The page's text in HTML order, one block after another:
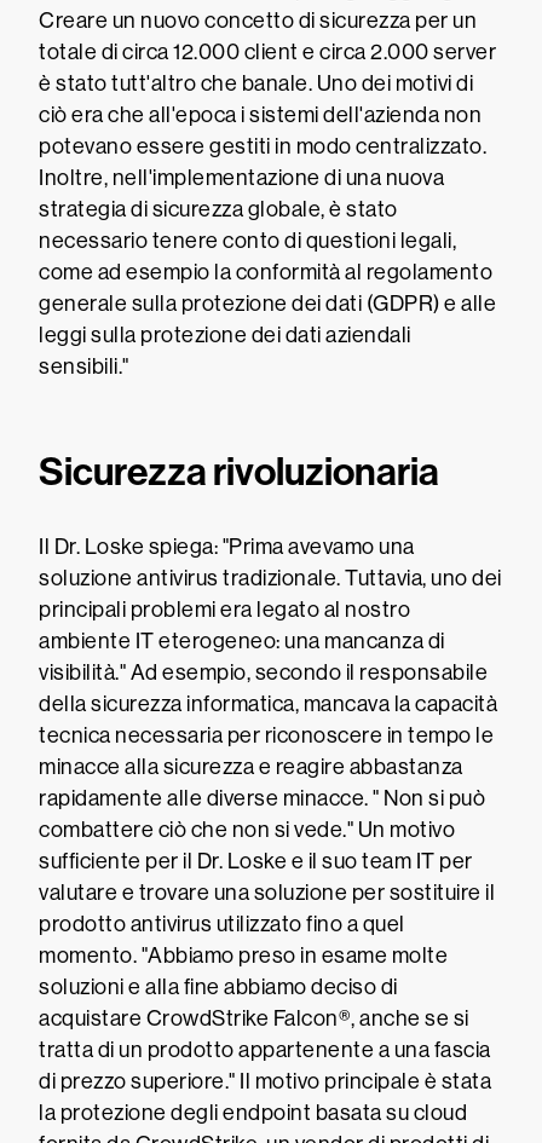
Creare un nuovo concetto di sicurezza per un
totale di circa 12.000 client e circa 2.000 server
è stato tutt'altro che banale. Uno dei motivi di
ciò era che all'epoca i sistemi dell'azienda non
potevano essere gestiti in modo centralizzato.
Inoltre, nell'implementazione di una nuova
strategia di sicurezza globale, è stato
necessario tenere conto di questioni legali,
come ad esempio la conformità al regolamento
generale sulla protezione dei dati (GDPR) e alle
leggi sulla protezione dei dati aziendali
sensibili."
Sicurezza rivoluzionaria
Il Dr. Loske spiega: "Prima avevamo una
soluzione antivirus tradizionale. Tuttavia, uno dei
principali problemi era legato al nostro
ambiente IT eterogeneo: una mancanza di
visibilità." Ad esempio, secondo il responsabile
della sicurezza informatica, mancava la capacità
tecnica necessaria per riconoscere in tempo le
minacce alla sicurezza e reagire abbastanza
rapidamente alle diverse minacce. " Non si può
combattere ciò che non si vede." Un motivo
sufficiente per il Dr. Loske e il suo team IT per
valutare e trovare una soluzione per sostituire il
prodotto antivirus utilizzato fino a quel
momento. "Abbiamo preso in esame molte
soluzioni e alla fine abbiamo deciso di
acquistare CrowdStrike Falcon®, anche se si
tratta di un prodotto appartenente a una fascia
di prezzo superiore." Il motivo principale è stata
la protezione degli endpoint basata su cloud